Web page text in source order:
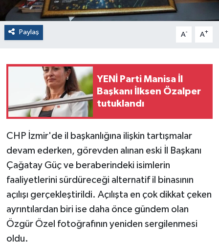
Paylaş A- A+
YENİ Parti Manisa İl
Başkanı İlksen Özalper
tutuklandı
CHP İzmir'de il başkanlığına ilişkin tartışmalar
devam ederken, görevden alınan eski İl Başkanı
Çağatay Güç ve beraberindeki isimlerin
faaliyetlerini sürdüreceği alternatif il binasının
açılışı gerçekleştirildi. Açılışta en çok dikkat çeken
ayrıntılardan biri ise daha önce gündem olan
Özgür Özel fotoğrafının yeniden sergilenmesi
oldu.